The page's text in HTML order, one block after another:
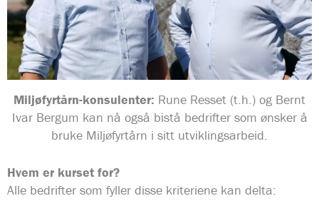
Miljøfyrtårn-konsulenter: Rune Resset (t.h.) og Bernt
Ivar Bergum kan nå også bistå bedrifter som ønsker å
bruke Miljøfyrtårn i sitt utviklingsarbeid.
Hvem er kurset for?
Alle bedrifter som fyller disse kriteriene kan delta: